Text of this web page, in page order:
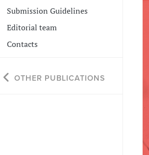
Submission Guidelines
Editorial team
Contacts
OTHER PUBLICATIONS